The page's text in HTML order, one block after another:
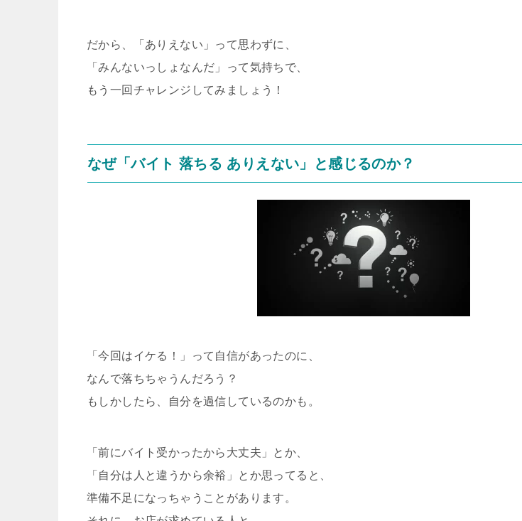
だから、「ありえない」って思わずに、
「みんないっしょなんだ」って気持ちで、
もう一回チャレンジしてみましょう！
なぜ「バイト 落ちる ありえない」と感じるのか？
「今回はイケる！」って自信があったのに、
なんで落ちちゃうんだろう？
もしかしたら、自分を過信しているのかも。
「前にバイト受かったから大丈夫」とか、
「自分は人と違うから余裕」とか思ってると、
準備不足になっちゃうことがあります。